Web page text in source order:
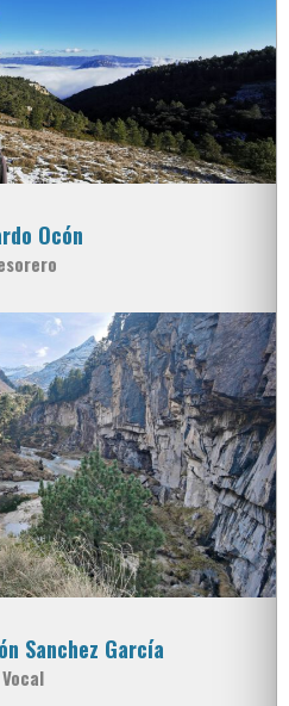
Ocón
Sanchez García
Vocal